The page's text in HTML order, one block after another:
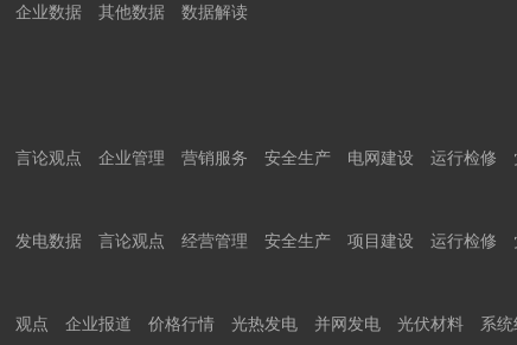
企业数据 其他数据 数据解读
言论观点 企业管理 营销服务 安全生产 电网建设 运行检修
发电数据 言论观点 经营管理 安全生产 项目建设 运行检修
观点 企业报道 价格行情 光热发电 并网发电 光伏材料 系